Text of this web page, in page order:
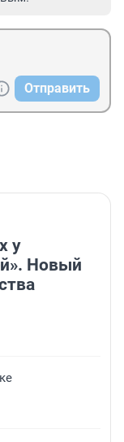
Отправить
у
Новый